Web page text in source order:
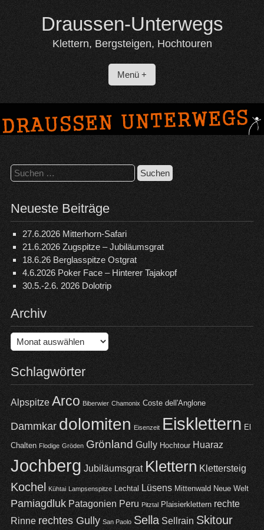
content
Draussen-Unterwegs
Klettern, Bergsteigen, Hochtouren
Menü +
Suchen
nach:
Neueste Beiträge
27.6.2026 Mitterhorn-Safari
21.6.2026 Zugspitze – Jubiläumsgrat
18.6.26 Berglasspitze Ostgrat
4.6.2026 Poker Face – Hinterer Tajakopf
30.5.-2.6. 2026 Dolotrip
Archiv
Archiv
Schlagwörter
Alpspitze Arco Biberwier Chamonix Coste dell'Anglone
Dammkar dolomiten Eisenzeit Eisklettern El
Chalten Flodige Gröden Grönland Gully Hochtour Huaraz
Jochberg Jubiläumsgrat Klettern Klettersteig
Kochel Kühtai Lampsenspitze Lechtal Lüsens Mittenwald Neue Welt
Pamiagdluk Patagonien Peru Pitztal Plaisierklettern rechte
Rinne rechtes Gully San Paolo Sella Sellrain Skitour